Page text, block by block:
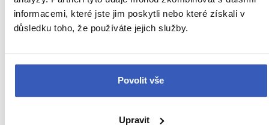
informacemi, které jste jim poskytli nebo které získali v
důsledku toho, že používáte jejich služby.
Povolit vše
Upravit
www.radynacestu.cz/magazin/kam-
na-
skvelou-
pozvani-
Aktuality
Foto magazín